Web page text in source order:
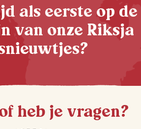
als eerste op de
van onze Riksja
heb je vragen?